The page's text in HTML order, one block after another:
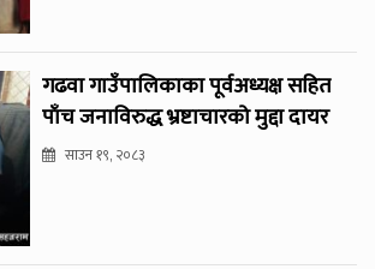
गढवा गाउँपालिकाका पूर्वअध्यक्ष सहित
पाँच जनाविरुद्ध भ्रष्टाचारको मुद्दा दायर
साउन १९, २०८३